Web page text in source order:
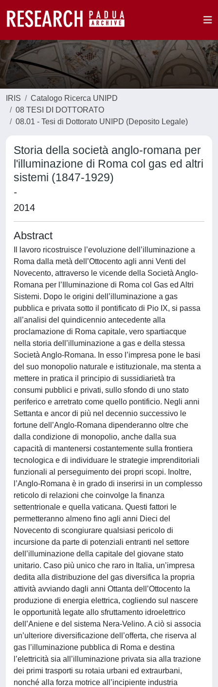
IRIS
Catalogo Ricerca UNIPD
08 TESI DI DOTTORATO
08.01 - Tesi di Dottorato UNIPD (Deposito Legale)
Storia della società anglo-romana per
l'illuminazione di Roma col gas ed altri
sistemi (1847-1929)
-
2014
Abstract
Il lavoro ricostruisce l’evoluzione dell’illuminazione a
Roma dalla metà dell’Ottocento agli anni Venti del
Novecento, attraverso le vicende della Società Anglo-
Romana per l’Illuminazione di Roma col Gas ed Altri
Sistemi. Dopo le origini dell’illuminazione a gas
pubblica e privata sotto il pontificato di Pio IX, si passa
all’analisi del quindicennio antecedente alla
proclamazione di Roma capitale, vero spartiacque
nella storia dell’illuminazione a gas e della stessa
Società Anglo-Romana. In esso l’impresa pone le basi
del suo monopolio naturale e istituzionale, ma stenta a
mettere in pratica il principio di sussidiarietà tra
consumi pubblici e privati, sullo sfondo di uno stato
periferico e arretrato come quello pontificio. Negli anni
Settanta e ancor di più nel decennio successivo le
fortune dell’Anglo-Romana dipenderanno oltre che
dalla condizione di monopolio, anche dalla sua
capacità di mantenersi costantemente sulla frontiera
tecnologica e di individuare le strategie imprenditoriali
funzionali al perseguimento dei propri scopi. Inoltre,
l’Anglo-Romana è in grado di inserirsi in un complesso
reticolo di relazioni che coinvolge la finanza
settentrionale e quella vaticana. Questi fattori le
permetteranno almeno fino agli anni Dieci del
Novecento di scongiurare qualsiasi pericolo di
incursione da parte di potenziali entranti nel settore
dell’illuminazione della capitale del giovane stato
unitario. Caso più unico che raro in Italia, un’impresa
dedita alla distribuzione del gas diversifica la propria
attività avviando dagli anni Ottanta dell’Ottocento la
produzione di energia elettrica, cogliendo sul nascere
le opportunità legate allo sfruttamento idroelettrico
dell’Aniene e del sistema Nera-Velino. A ciò si associa
un’ulteriore diversificazione dell’offerta, che riserva al
gas l’illuminazione pubblica di Roma e destina
l’elettricità sia all’illuminazione privata sia alla trazione
dei primi trasporti su rotaia urbani ed extraurbani,
nonché alla forza motrice all’incipiente industria